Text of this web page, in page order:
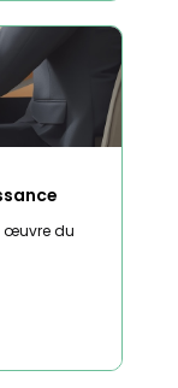
œuvre du